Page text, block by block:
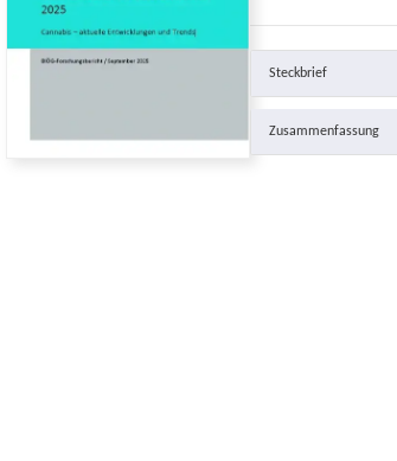
Steckbrief
Zusammenfassung